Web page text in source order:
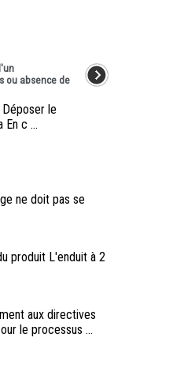
ou absence de
le
c ...
ne doit pas se
produit L'enduit à 2
aux directives
le processus ...